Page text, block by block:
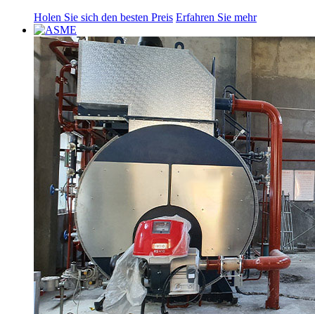
Holen Sie sich den besten Preis Erfahren Sie mehr